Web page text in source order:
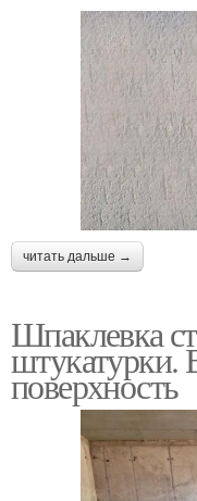
читать дальше →
Шпаклевка
штукатурки.
поверхность